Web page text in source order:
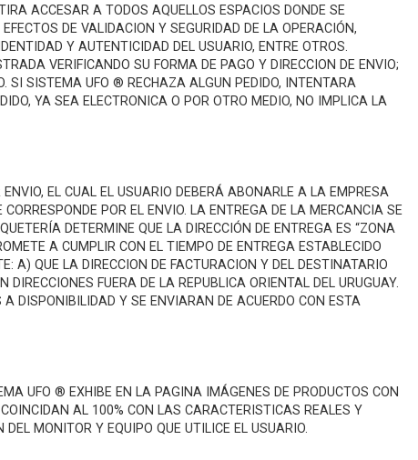
ACCESAR A TODOS AQUELLOS ESPACIOS DONDE SE
DE VALIDACION Y SEGURIDAD DE LA OPERACIÓN,
Y AUTENTICIDAD DEL USUARIO, ENTRE OTROS.
VERIFICANDO SU FORMA DE PAGO Y DIRECCION DE ENVIO;
SI SISTEMA UFO ® RECHAZA ALGUN PEDIDO, INTENTARA
YA SEA ELECTRONICA O POR OTRO MEDIO, NO IMPLICA LA
EL CUAL EL USUARIO DEBERÁ ABONARLE A LA EMPRESA
POR EL ENVIO. LA ENTREGA DE LA MERCANCIA SE
DETERMINE QUE LA DIRECCIÓN DE ENTREGA ES “ZONA
A CUMPLIR CON EL TIEMPO DE ENTREGA ESTABLECIDO
A) QUE LA DIRECCION DE FACTURACION Y DEL DESTINATARIO
FUERA DE LA REPUBLICA ORIENTAL DEL URUGUAY.
DISPONIBILIDAD Y SE ENVIARAN DE ACUERDO CON ESTA
UFO ® EXHIBE EN LA PAGINA IMÁGENES DE PRODUCTOS CON
AL 100% CON LAS CARACTERISTICAS REALES Y
MONITOR Y EQUIPO QUE UTILICE EL USUARIO.